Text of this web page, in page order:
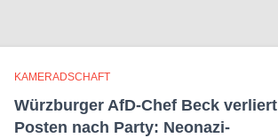
KAMERADSCHAFT
Würzburger AfD-Chef Beck verliert
Posten nach Party: Neonazi-